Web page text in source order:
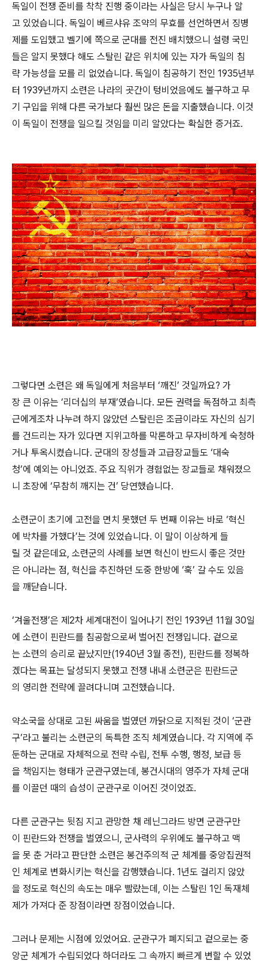
독일이 전쟁 준비를 착착 진행 중이라는 사실은 당시 누구나 알
고 있었습니다. 독일이 베르샤유 조약의 무효를 선언하면서 징병
제를 도입했고 벨기에 쪽으로 군대를 전진 배치했으니 설령 국민
들은 알지 못했다 해도 스탈린 같은 위치에 있는 자가 독일의 침
략 가능성을 모를 리 없었습니다. 독일이 침공하기 전인 1935년부
터 1939년까지 소련은 나라의 곳간이 텅비었음에도 불구하고 무
기 구입을 위해 다른 국가보다 훨씬 많은 돈을 지출했습니다. 이것
이 독일이 전쟁을 일으킬 것임을 미리 알았다는 확실한 증거죠.
그렇다면 소련은 왜 독일에게 처음부터 ‘깨진’ 것일까요? 가
장 큰 이유는 ‘리더십의 부재’였습니다. 모든 권력을 독점하고 최측
근에게조차 나누려 하지 않았던 스탈린은 조금이라도 자신의 심기
를 건드리는 자가 있다면 지위고하를 막론하고 무자비하게 숙청하
거나 투옥시켰습니다. 군대의 장성들과 고급장교들도 ‘대숙
청’에 예외는 아니었죠. 주요 직위가 경험없는 장교들로 채워졌으
니 초장에 ‘무참히 깨지는 건’ 당연했습니다.
소련군이 초기에 고전을 면치 못했던 두 번째 이유는 바로 ‘혁신
에 박차를 가했다’는 것에 있었습니다. 이 말이 이상하게 들
릴 것 같은데요, 소련군의 사례를 보면 혁신이 반드시 좋은 것만
은 아니라는 점, 혁신을 추진하던 도중 한방에 ‘훅’ 갈 수도 있음
을 깨닫습니다.
‘겨울전쟁’은 제2차 세계대전이 일어나기 전인 1939년 11월 30일
에 소련이 핀란드를 침공함으로써 벌어진 전쟁입니다. 겉으로
는 소련의 승리로 끝났지만(1940년 3월 종전), 핀란드를 정복하
겠다는 목표는 달성되지 못했고 전쟁 내내 소련군은 핀란드군
의 영리한 전략에 끌려다니며 고전했습니다.
약소국을 상대로 고된 싸움을 벌였던 까닭으로 지적된 것이 ‘군관
구’라고 불리는 소련군의 독특한 조직 체계였습니다. 각 지역에 주
둔하는 군대로 자체적으로 전략 수립, 전투 수행, 행정, 보급 등
을 책임지는 형태가 군관구였는데, 봉건시대의 영주가 자체 군대
를 이끌던 때의 습성이 군관구로 이어진 것이었죠.
다른 군관구는 뒷짐 지고 관망한 채 레닌그라드 방면 군관구만
이 핀란드와 전쟁을 벌였으니, 군사력의 우위에도 불구하고 맥
을 못 춘 거라고 판단한 소련은 봉건주의적 군 체계를 중앙집권적
인 체계로 변화시키는 혁신을 감행했습니다. 1년도 걸리지 않았
을 정도로 혁신의 속도는 매우 빨랐는데, 이는 스탈린 1인 독재체
제가 가져다 준 장점이라면 장점이었습니다.
그러나 문제는 시점에 있었어요. 군관구가 폐지되고 겉으로는 중
앙군 체계가 수립되었다 하더라도 그 속까지 빠르게 변할 수 있었